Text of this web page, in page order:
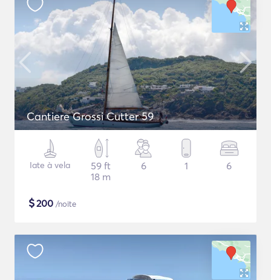
Cantiere Grossi Cutter 59
Iate à vela
59 ft
18 m
6 1 6
$200 /noite